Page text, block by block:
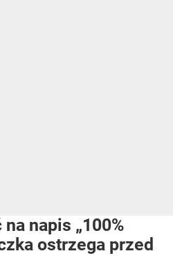
napis „100%
ostrzega przed